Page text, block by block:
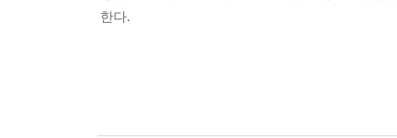
한다.